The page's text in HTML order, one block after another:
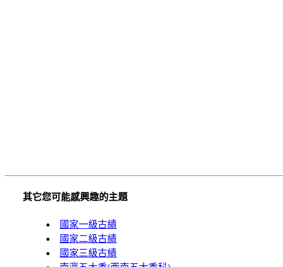
其它您可能感興趣的主題
國家一級古績
國家二級古績
國家三級古績